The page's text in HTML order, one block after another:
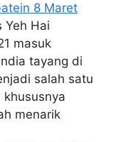
8 Maret
Yeh Hai
masuk
tayang di
salah satu
menarik